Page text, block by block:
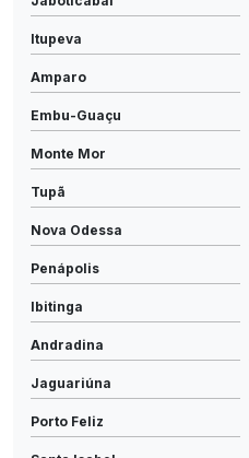
Itupeva
Amparo
Embu-Guaçu
Monte Mor
Tupã
Nova Odessa
Penápolis
Ibitinga
Andradina
Jaguariúna
Porto Feliz